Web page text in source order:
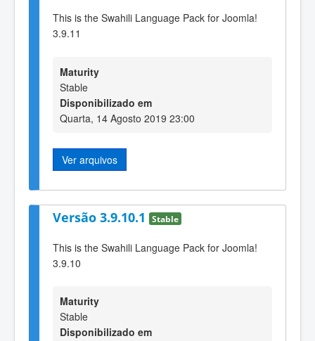
This is the Swahili Language Pack for Joomla!
3.9.11
Maturity
Stable
Disponibilizado em
Quarta, 14 Agosto 2019 23:00
Ver arquivos
Versão 3.9.10.1 Stable
This is the Swahili Language Pack for Joomla!
3.9.10
Maturity
Stable
Disponibilizado em